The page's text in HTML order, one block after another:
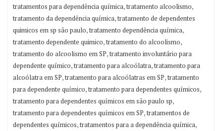
tratamentos para dependência química,tratamento alcoolismo,
tratamento da dependência química,tratamento de dependentes
quimicos em sp são paulo,tratamento dependência química,
tratamento dependente quimico,tratamento do alcoolismo,
tratamento do alcoolismo em SP,tratamento involuntário para
dependente químico,tratamento para alcoólatra,tratamento para
alcoólatra em SP,tratamento para alcoólatras em SP,tratamento
para dependente químico,tratamento para dependentes químicos,
tratamento para dependentes químicos em são paulo sp,
tratamento para dependentes químicos em SP,tratamentos de
dependentes químicos,tratamentos para a dependência química,